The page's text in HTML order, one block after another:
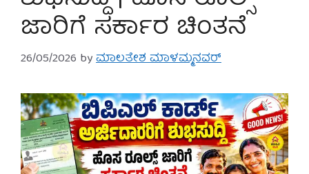
ಜಾರಿಗೆ ಸರ್ಕಾರ ಚಿಂತನೆ
26/05/2026 byಮಾಲತೇಶ ಮಾಳಮ್ಮನವರ್